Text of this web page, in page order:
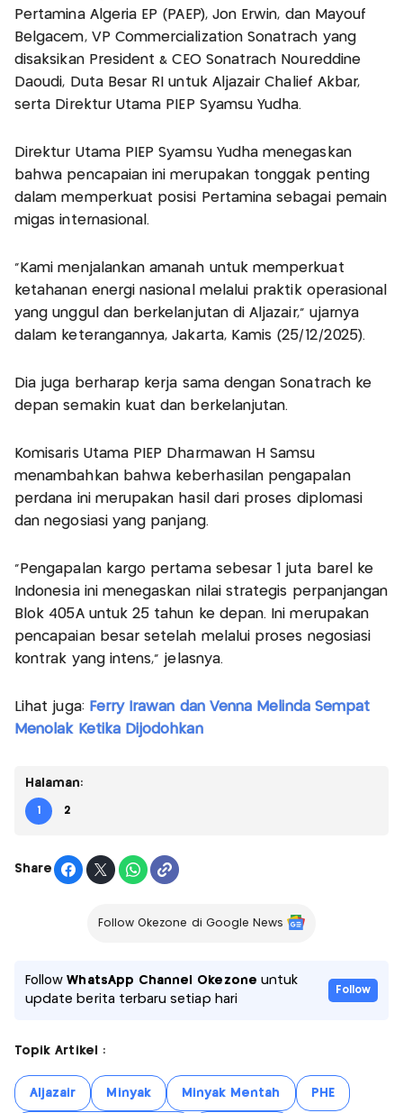
Pertamina Algeria EP (PAEP), Jon Erwin, dan Mayouf
Belgacem, VP Commercialization Sonatrach yang
disaksikan President & CEO Sonatrach Noureddine
Daoudi, Duta Besar RI untuk Aljazair Chalief Akbar,
serta Direktur Utama PIEP Syamsu Yudha.
Direktur Utama PIEP Syamsu Yudha menegaskan
bahwa pencapaian ini merupakan tonggak penting
dalam memperkuat posisi Pertamina sebagai pemain
migas internasional.
“Kami menjalankan amanah untuk memperkuat
ketahanan energi nasional melalui praktik operasional
yang unggul dan berkelanjutan di Aljazair,” ujarnya
dalam keterangannya, Jakarta, Kamis (25/12/2025).
Dia juga berharap kerja sama dengan Sonatrach ke
depan semakin kuat dan berkelanjutan.
Komisaris Utama PIEP Dharmawan H Samsu
menambahkan bahwa keberhasilan pengapalan
perdana ini merupakan hasil dari proses diplomasi
dan negosiasi yang panjang.
“Pengapalan kargo pertama sebesar 1 juta barel ke
Indonesia ini menegaskan nilai strategis perpanjangan
Blok 405A untuk 25 tahun ke depan. Ini merupakan
pencapaian besar setelah melalui proses negosiasi
kontrak yang intens,” jelasnya.
Lihat juga: Ferry Irawan dan Venna Melinda Sempat
Menolak Ketika Dijodohkan
Halaman:
1 2
Share
Follow Okezone di Google News
FollowWhatsApp Channel Okezone untuk
update berita terbaru setiap hari
Follow
Topik Artikel :
Aljazair Minyak Minyak Mentah PHE